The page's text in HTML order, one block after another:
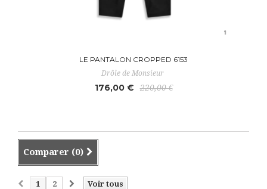
LE PANTALON CROPPED 6153
Drôle de Monsieur
176,00 € 220,00 €
Comparer (0)
Voir tous
1 2